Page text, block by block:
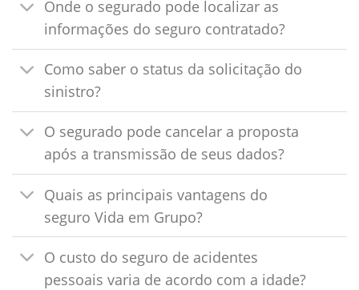
Onde o segurado pode localizar as
informações do seguro contratado?
Como saber o status da solicitação do
sinistro?
O segurado pode cancelar a proposta
após a transmissão de seus dados?
Quais as principais vantagens do
seguro Vida em Grupo?
O custo do seguro de acidentes
pessoais varia de acordo com a idade?